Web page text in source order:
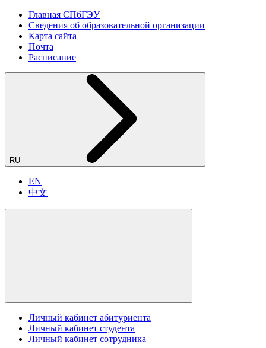
Главная СПбГЭУ
Сведения об образовательной организации
Карта сайта
Почта
Расписание
RU
EN
中文
Личный кабинет абитуриента
Личный кабинет студента
Личный кабинет сотрудника